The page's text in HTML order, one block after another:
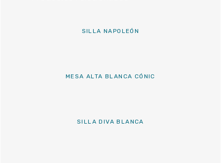
SILLA NAPOLEÓN
MESA ALTA BLANCA CÓNIC
SILLA DIVA BLANCA